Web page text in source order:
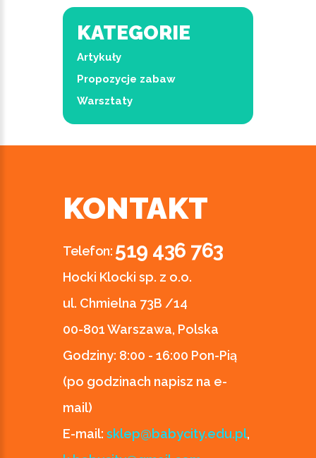
KATEGORIE
Artykuły
Propozycje zabaw
Warsztaty
KONTAKT
Telefon: 519 436 763
Hocki Klocki sp. z o.o.
ul. Chmielna 73B /14
00-801 Warszawa, Polska
Godziny: 8:00 - 16:00 Pon-Pią
(po godzinach napisz na e-
mail)
E-mail: sklep@babycity.edu.pl,